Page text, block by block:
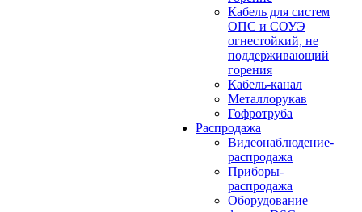
Кабель для систем
ОПС и СОУЭ
огнестойкий, не
поддерживающий
горения
Кабель-канал
Металлорукав
Гофротруба
Распродажа
Видеонаблюдение-
распродажа
Приборы-
распродажа
Оборудование